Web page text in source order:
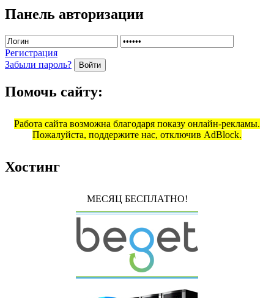
Панель авторизации
Регистрация
Забыли пароль?
Войти
Помочь сайту:
Работа сайта возможна благодаря показу онлайн-рекламы.
Пожалуйста, поддержите нас, отключив AdBlock.
Хостинг
МЕСЯЦ БЕСПЛАТНО!